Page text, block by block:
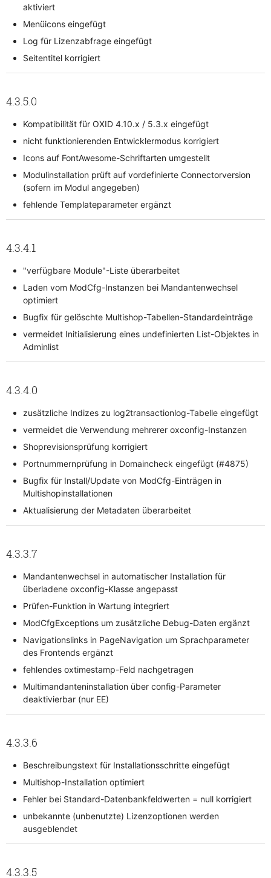
aktiviert
Menüicons eingefügt
Log für Lizenzabfrage eingefügt
Seitentitel korrigiert
4.3.5.0
Kompatibilität für OXID 4.10.x / 5.3.x eingefügt
nicht funktionierenden Entwicklermodus korrigiert
Icons auf FontAwesome-Schriftarten umgestellt
Modulinstallation prüft auf vordefinierte Connectorversion
(sofern im Modul angegeben)
fehlende Templateparameter ergänzt
4.3.4.1
"verfügbare Module"-Liste überarbeitet
Laden vom ModCfg-Instanzen bei Mandantenwechsel
optimiert
Bugfix für gelöschte Multishop-Tabellen-Standardeinträge
vermeidet Initialisierung eines undefinierten List-Objektes in
Adminlist
4.3.4.0
zusätzliche Indizes zu log2transactionlog-Tabelle eingefügt
vermeidet die Verwendung mehrerer oxconfig-Instanzen
Shoprevisionsprüfung korrigiert
Portnummernprüfung in Domaincheck eingefügt (#4875)
Bugfix für Install/Update von ModCfg-Einträgen in
Multishopinstallationen
Aktualisierung der Metadaten überarbeitet
4.3.3.7
Mandantenwechsel in automatischer Installation für
überladene oxconfig-Klasse angepasst
Prüfen-Funktion in Wartung integriert
ModCfgExceptions um zusätzliche Debug-Daten ergänzt
Navigationslinks in PageNavigation um Sprachparameter
des Frontends ergänzt
fehlendes oxtimestamp-Feld nachgetragen
Multimandanteninstallation über config-Parameter
deaktivierbar (nur EE)
4.3.3.6
Beschreibungstext für Installationsschritte eingefügt
Multishop-Installation optimiert
Fehler bei Standard-Datenbankfeldwerten = null korrigiert
unbekannte (unbenutzte) Lizenzoptionen werden
ausgeblendet
4.3.3.5